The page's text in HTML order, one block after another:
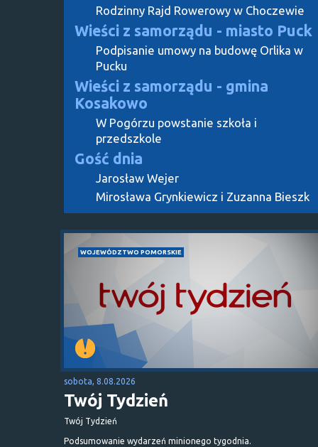
Rodzinny Rajd Rowerowy w Choczewie
Wieści z samorządu - miasto Puck
Podpisanie umowy na budowę Orlika w
Pucku
Wieści z samorządu - gmina
Kosakowo
W Pogórzu powstanie szkoła i
przedszkole
Gość dnia
Jarosław Wejer
Mirosława Grynkiewicz i Zuzanna Bieszk
WOJEWÓDZTWO POMORSKIE
sobota, 8.08.2026
Twój Tydzień
Twój Tydzień
Podsumowanie wydarzeń minionego tygodnia.